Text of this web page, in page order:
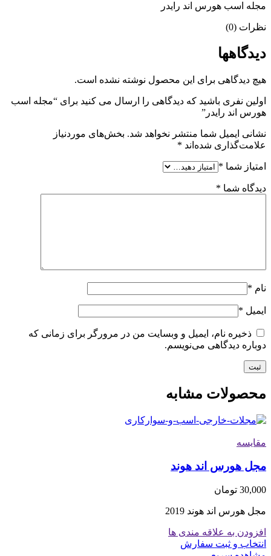
مجله اسب هورس اند رایدر
نظرات (0)
دیدگاهها
هیچ دیدگاهی برای این محصول نوشته نشده است.
اولین نفری باشید که دیدگاهی را ارسال می کنید برای “مجله اسب
هورس اند رایدر”
نشانی ایمیل شما منتشر نخواهد شد. بخش‌های موردنیاز
علامت‌گذاری شده‌اند *
امتیاز شما *
دیدگاه شما *
نام *
ایمیل *
ذخیره نام، ایمیل و وبسایت من در مرورگر برای زمانی که
دوباره دیدگاهی می‌نویسم.
محصولات مشابه
مقایسه
مجل هورس اند هوند
30,000 تومان
مجل هورس اند هوند 2019
افزودن به علاقه مندی ها
انتخاب و ثبت سفارش